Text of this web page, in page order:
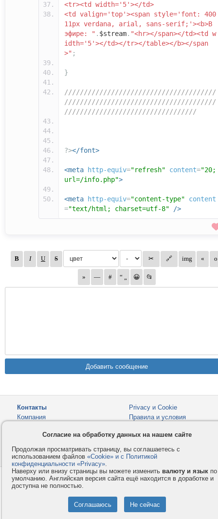
<tr><td width='5'></td>
<td valign='top'><span style='font: 400
11px verdana, arial, sans-serif;'><b>В
эфире: " . $stream. "<hr></span></td><td w
idth='5'></td></tr></table></b></span
>" ;
}
///////////////////////////////////////
///////////////////////////////////////
//////////////////////////////////
?></font>
<meta http-equiv="refresh" content="20;
url=/info.php">
<meta http-equiv="content-type"
content
="text/html; charset=utf-8" />
Контакты
Компания
Privacy и Cookie
Правила и условия
Помощь
© 2008-2026VMESTE.EU - Все права защищены.
Согласие на обработку данных на нашем сайте
Продолжая просматривать страницу, вы соглашаетесь с
использованием файлов «Cookie» и с Политикой
конфиденциальности «Privacy».
Наверху или внизу страницы вы можете изменить валюту и язык по
умолчанию. Английская версия сайта ещё находится в доработке и
доступна не полностью.